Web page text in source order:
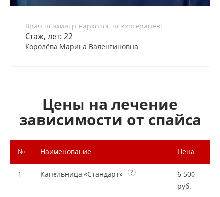
Врач психиатр-нарколог, психотерапевт
Стаж, лет: 22
Королёва Марина Валентиновна
Цены на лечение
зависимости от спайса
№ Наименование Цена
1 Капельница «Стандарт» ?
6 500
руб.